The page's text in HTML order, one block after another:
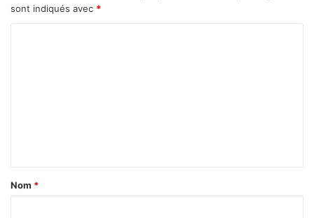
sont indiqués avec *
a
Nom *